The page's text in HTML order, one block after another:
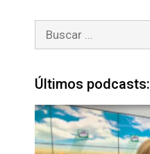
Últimos podcasts: